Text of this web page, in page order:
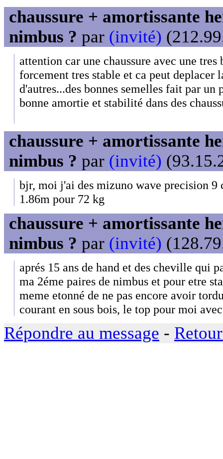
chaussure + amortissante
nimbus ? par (invité)
attention car une chaussure avec une tres
forcement tres stable et ca peut deplacer
d'autres...des bonnes semelles fait par
bonne amortie et stabilité dans des
chaussure + amortissante
nimbus ? par (invité)
bjr, moi j'ai des mizuno wave precision 9
1.86m pour 72 kg
chaussure + amortissante
nimbus ? par (invité)
aprés 15 ans de hand et des cheville qui
ma 2éme paires de nimbus et pour etre
meme etonné de ne pas encore avoir
courant en sous bois, le top pour moi
Répondre au message -